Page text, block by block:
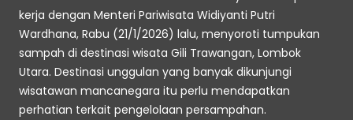
kerja dengan Menteri Pariwisata Widiyanti Putri
Wardhana, Rabu (21/1/2026) lalu, menyoroti tumpukan
sampah di destinasi wisata Gili Trawangan, Lombok
Utara. Destinasi unggulan yang banyak dikunjungi
wisatawan mancanegara itu perlu mendapatkan
perhatian terkait pengelolaan persampahan.